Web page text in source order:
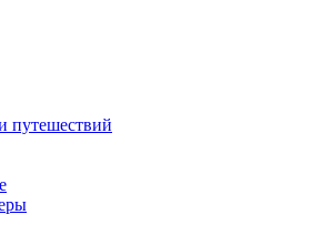
путешествий